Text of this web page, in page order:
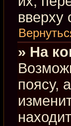
вверху
» На
поясу,